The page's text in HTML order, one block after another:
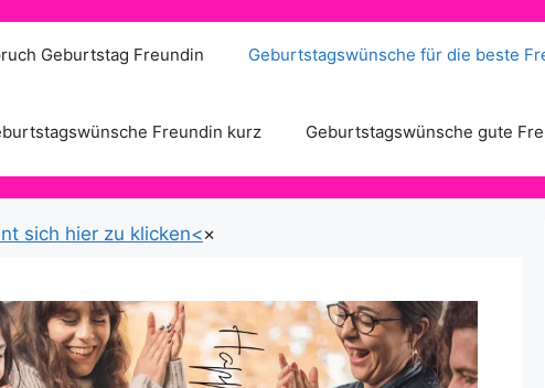
Geburtstag Freundin Geburtstagswünsche für die beste
Freundin kurz Geburtstagswünsche gute
sich hier zu klicken<×